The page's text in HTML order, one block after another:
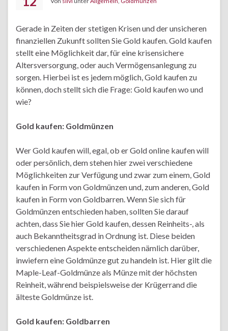
Gerade in Zeiten der stetigen Krisen und der unsicheren
finanziellen Zukunft sollten Sie Gold kaufen. Gold kaufen
stellt eine Möglichkeit dar, für eine krisensichere
Altersversorgung, oder auch Vermögensanlegung zu
sorgen. Hierbei ist es jedem möglich, Gold kaufen zu
können, doch stellt sich die Frage: Gold kaufen wo und
wie?
Gold kaufen: Goldmünzen
Wer Gold kaufen will, egal, ob er Gold online kaufen will
oder persönlich, dem stehen hier zwei verschiedene
Möglichkeiten zur Verfügung und zwar zum einem, Gold
kaufen in Form von Goldmünzen und, zum anderen, Gold
kaufen in Form von Goldbarren. Wenn Sie sich für
Goldmünzen entschieden haben, sollten Sie darauf
achten, dass Sie hier Gold kaufen, dessen Reinheits-, als
auch Bekanntheitsgrad in Ordnung ist. Diese beiden
verschiedenen Aspekte entscheiden nämlich darüber,
inwiefern eine Goldmünze gut zu handeln ist. Hier gilt die
Maple-Leaf-Goldmünze als Münze mit der höchsten
Reinheit, während beispielsweise der Krügerrand die
älteste Goldmünze ist.
Gold kaufen: Goldbarren